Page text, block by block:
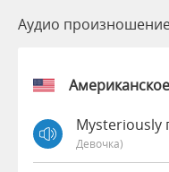
Аудио
Mysteriously
Девочка)